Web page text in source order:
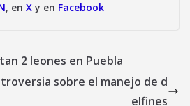
, en X y en Facebook
2 leones en Puebla
sobre el manejo de d
elfines